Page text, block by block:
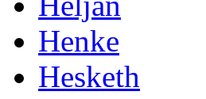
Henke
Hesketh